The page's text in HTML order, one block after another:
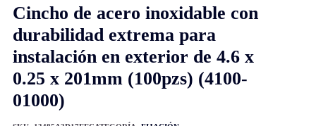
Cincho de acero inoxidable con
durabilidad extrema para
instalación en exterior de 4.6 x
0.25 x 201mm (100pzs) (4100-
01000)